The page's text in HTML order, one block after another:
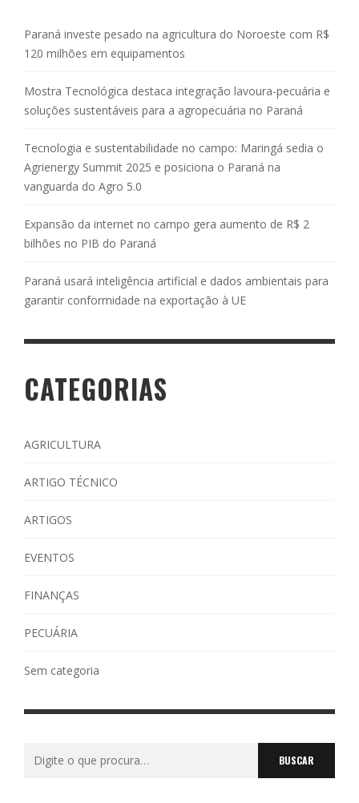
Paraná investe pesado na agricultura do Noroeste com R$
120 milhões em equipamentos
Mostra Tecnológica destaca integração lavoura-pecuária e
soluções sustentáveis para a agropecuária no Paraná
Tecnologia e sustentabilidade no campo: Maringá sedia o
Agrienergy Summit 2025 e posiciona o Paraná na
vanguarda do Agro 5.0
Expansão da internet no campo gera aumento de R$ 2
bilhões no PIB do Paraná
Paraná usará inteligência artificial e dados ambientais para
garantir conformidade na exportação à UE
CATEGORIAS
AGRICULTURA
ARTIGO TÉCNICO
ARTIGOS
EVENTOS
FINANÇAS
PECUÁRIA
Sem categoria